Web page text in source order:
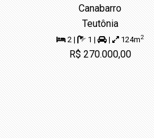
Canabarro
Teutônia
2 | 1 | | 124m2
R$ 270.000,00